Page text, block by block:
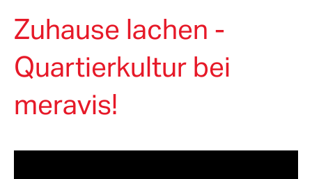
Zuhause lachen -
Quartierkultur bei
meravis!